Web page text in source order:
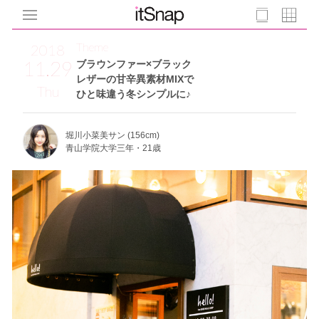
2018
11.29
Thu
ブラウンファー×ブラック
レザーの甘辛異素材MIXで
ひと味違う冬シンプルに♪
Theme
堀川小菜美サン (156cm)
青山学院大学三年・21歳